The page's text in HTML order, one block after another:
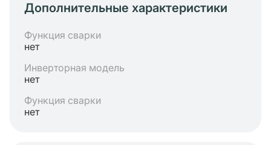
Дополнительные характеристики
Функция сварки
нет
Инверторная модель
нет
Функция сварки
нет